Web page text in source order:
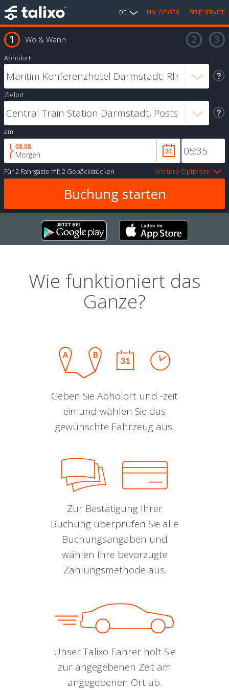
DE EINLOGGEN SELF SERVICE
Wo & Wann
Abholort:
Zielort:
am:
08.08
Morgen
Für2 Fahrgäste mit2 Gepäckstücken Weitere Optionen
Wie funktioniert das
Ganze?
Geben Sie Abholort und -zeit
ein und wählen Sie das
gewünschte Fahrzeug aus.
Zur Bestätigung Ihrer
Buchung überprüfen Sie alle
Buchungsangaben und
wählen Ihre bevorzugte
Zahlungsmethode aus.
Unser Talixo Fahrer holt Sie
zur angegebenen Zeit am
angegebenen Ort ab.